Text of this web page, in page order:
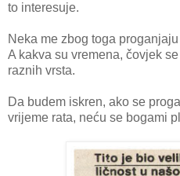
to interesuje.
Neka me zbog toga
A kakva su vremena, čovjek
raznih vrsta.
Da budem iskren, ako se
vrijeme rata, neću se bogami